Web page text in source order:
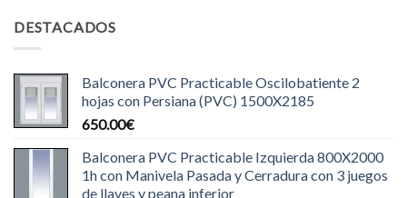
DESTACADOS
Balconera PVC Practicable Oscilobatiente 2
hojas con Persiana (PVC) 1500X2185
650.00€
Balconera PVC Practicable Izquierda 800X2000
1h con Manivela Pasada y Cerradura con 3 juegos
de llaves y peana inferior